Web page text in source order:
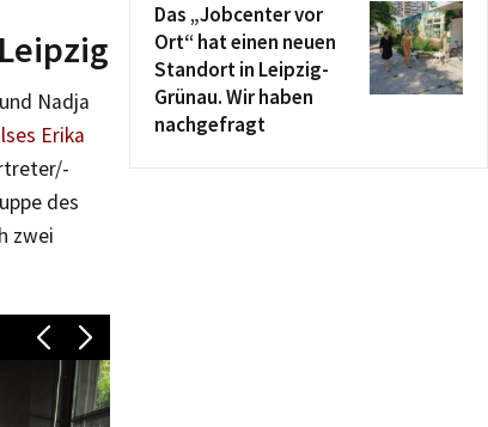
Nadja
Erika
des
zwei
Das „Jobcenter vor
Ort“ hat einen neuen
Standort in Leipzig-
Grünau. Wir haben
nachgefragt